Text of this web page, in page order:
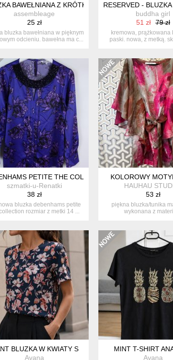
SHIRT BASIC S M
BAWEŁNIANA Z KRÓTKIM RĘKAWEM NA LATO
assembleage
25 zł
bluzka bawełniana w pięknym
odcieniu. bawełna ma c...
RESERVED - BLUZKA
buddha girl
51 zł
79 zł
kremowa, prążkowana
paski. nowa, z metką.
PETITE THE COLLECTION SATYNOWA
szmatki-u-Renatki
38 zł
bluzka debenhams petite
rozmiar z metki 14 ...
KOLOROWY
HAUHAU
53 zł
piękna bluzka/tunika
wykonana z
BLUZKA W KWIATY S
Avana
MINT T-SHIRT
Avana